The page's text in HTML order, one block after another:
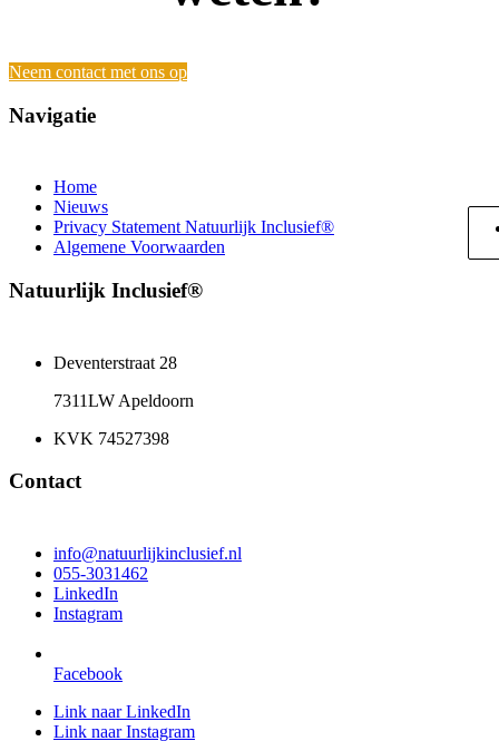
Neem contact met ons op
Navigatie
Home
Nieuws
Privacy Statement Natuurlijk Inclusief®
Algemene Voorwaarden
Natuurlijk Inclusief®
Deventerstraat 28
7311LW Apeldoorn
KVK 74527398
Contact
info@natuurlijkinclusief.nl
055-3031462
LinkedIn
Instagram
Facebook
Link naar LinkedIn
Link naar Instagram